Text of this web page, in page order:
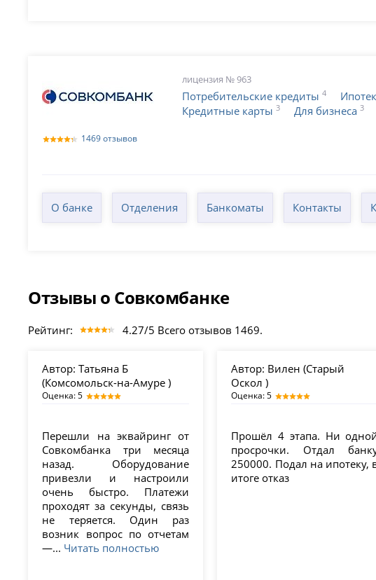
1469 отзывов
лицензия № 963
Потребительские кредиты 4
Кредитные карты 3 Для бизнеса 3
О банке Отделения Банкоматы Контакты
Отзывы о Совкомбанке
Рейтинг: 4.27/5 Всего отзывов 1469.
Автор: Татьяна Б
(Комсомольск-на-Амуре )
Оценка: 5
Перешли на эквайринг от
Совкомбанка три месяца
назад. Оборудование
привезли и настроили
очень быстро. Платежи
проходят за секунды, связь
не теряется. Один раз
возник вопрос по отчетам
—... Читать полностью
Автор: Вилен (Старый
Оскол )
Оценка: 5
Прошёл 4 этапа. Ни
просрочки. Отдал
250000. Подал на ипотеку,
итоге отказ